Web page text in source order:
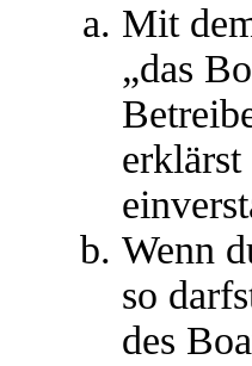
Mit
„das
Wenn
so
des